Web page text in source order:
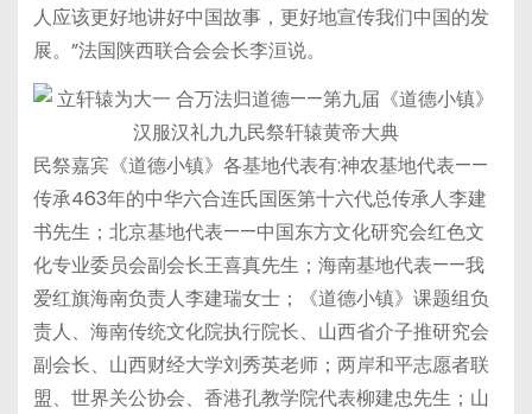
人应该更好地讲好中国故事，更好地宣传我们中国的发
展。”法国陕西联合会会长李洹说。
民祭嘉宾《道德小镇》各基地代表有:神农基地代表——
传承463年的中华六合连氏国医第十六代总传承人李建
书先生；北京基地代表——中国东方文化研究会红色文
化专业委员会副会长王喜真先生；海南基地代表——我
爱红旗海南负责人李建瑞女士；《道德小镇》课题组负
责人、海南传统文化院执行院长、山西省介子推研究会
副会长、山西财经大学刘秀英老师；两岸和平志愿者联
盟、世界关公协会、香港孔教学院代表柳建忠先生；山